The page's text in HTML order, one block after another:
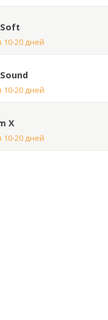
10-20 дней
10-20 дней
X
10-20 дней